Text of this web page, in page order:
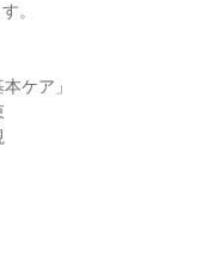
。
ケア」